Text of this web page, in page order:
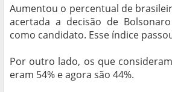
Aumentou o percentual de
acertada a decisão de
como candidato. Esse índice
Por outro lado, os que
eram 54% e agora são 44%.